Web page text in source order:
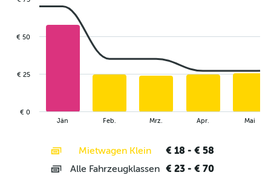
displaying
categories.
Jän Feb. Mrz. Apr. Mai
€ 0
€ 25
€ 50
Mietwagen Klein € 18 - € 58
Alle Fahrzeugklassen € 23 - € 70